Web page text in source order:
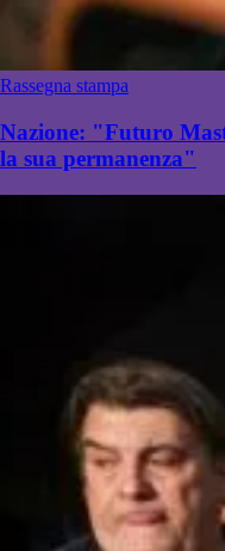
Rassegna stampa
Nazione: "Futuro
la sua permanenza"